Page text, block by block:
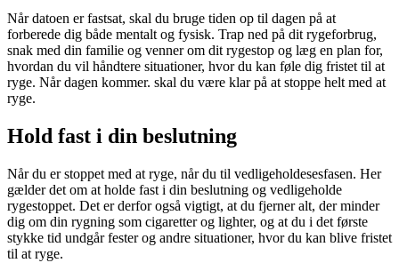
Når datoen er fastsat, skal du bruge tiden op til dagen på at
forberede dig både mentalt og fysisk. Trap ned på dit rygeforbrug,
snak med din familie og venner om dit rygestop og læg en plan for,
hvordan du vil håndtere situationer, hvor du kan føle dig fristet til at
ryge. Når dagen kommer. skal du være klar på at stoppe helt med at
ryge.
Hold fast i din beslutning
Når du er stoppet med at ryge, når du til vedligeholdesesfasen. Her
gælder det om at holde fast i din beslutning og vedligeholde
rygestoppet. Det er derfor også vigtigt, at du fjerner alt, der minder
dig om din rygning som cigaretter og lighter, og at du i det første
stykke tid undgår fester og andre situationer, hvor du kan blive fristet
til at ryge.